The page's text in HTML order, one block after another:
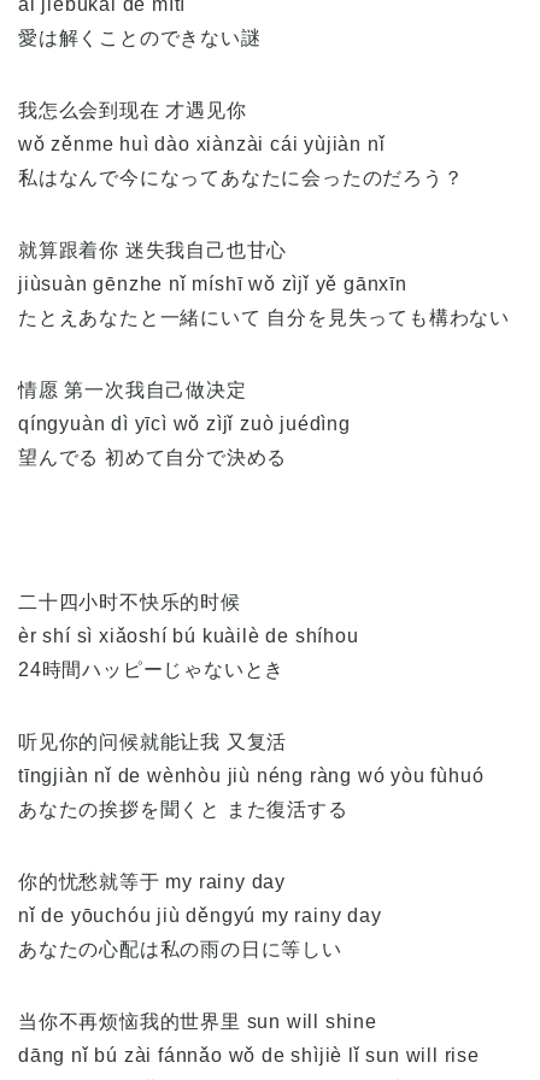
ài jiěbukāi de mítí
愛は解くことのできない謎
我怎么会到现在 才遇见你
wǒ zěnme huì dào xiànzài cái yùjiàn nǐ
私はなんで今になってあなたに会ったのだろう？
就算跟着你 迷失我自己也甘心
jiùsuàn gēnzhe nǐ míshī wǒ zìjǐ yě gānxīn
たとえあなたと一緒にいて 自分を見失っても構わない
情愿 第一次我自己做决定
qíngyuàn dì yīcì wǒ zìjǐ zuò juédìng
望んでる 初めて自分で決める
二十四小时不快乐的时候
èr shí sì xiǎoshí bú kuàilè de shíhou
24時間ハッピーじゃないとき
听见你的问候就能让我 又复活
tīngjiàn nǐ de wènhòu jiù néng ràng wó yòu fùhuó
あなたの挨拶を聞くと また復活する
你的忧愁就等于 my rainy day
nǐ de yōuchóu jiù děngyú my rainy day
あなたの心配は私の雨の日に等しい
当你不再烦恼我的世界里 sun will shine
dāng nǐ bú zài fánnǎo wǒ de shìjiè lǐ sun will rise